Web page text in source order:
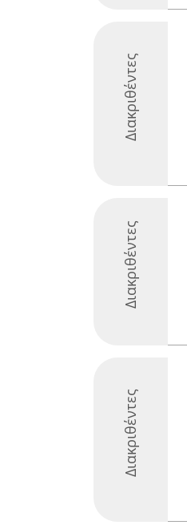
Διακριθέντες
Διακριθέντες
Διακριθέντες